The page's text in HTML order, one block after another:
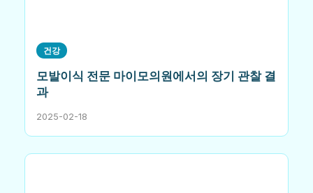
건강
모발이식 전문 마이모의원에서의 장기 관찰 결
과
2025-02-18